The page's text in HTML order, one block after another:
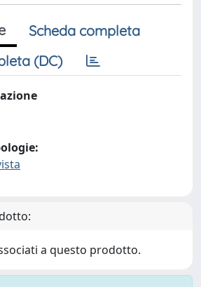
Scheda completa
(DC)
a questo prodotto.